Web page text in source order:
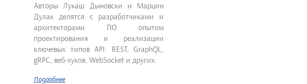
Авторы Лукаш Дыновски и Марцин
Дулак делятся с разработчиками и
архитекторами ПО опытом
проектирования и реализации
ключевых типов API: REST, GraphQL,
gRPC, веб-хуков, WebSocket и других.
Подробнее